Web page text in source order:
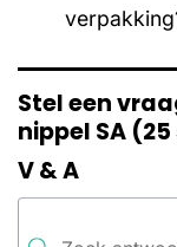
Stel een
nippel SA
V & A